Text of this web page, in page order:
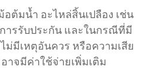
โทร 086-4301581 และ
ช่างมากฝีมือไว้บริการคุณทุก
ครื่องทำกาแฟให้ใช้งาน
อต้มน้ำ อะไหล่สิ้นเปลือง เช่น
การรับประกัน และในกรณีที่มี
ม่มีเหตุอันควร หรือความเสีย
าจมีค่าใช้จ่ายเพิ่มเติม